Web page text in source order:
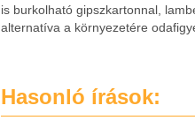
is burkolható gipszkartonnal,
alternatíva a környezetére
Hasonló írások: